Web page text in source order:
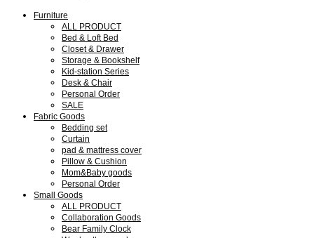
Furniture
ALL PRODUCT
Bed & Loft Bed
Closet & Drawer
Storage & Bookshelf
Kid-station Series
Desk & Chair
Personal Order
SALE
Fabric Goods
Bedding set
Curtain
pad & mattress cover
Pillow & Cushion
Mom&Baby goods
Personal Order
Small Goods
ALL PRODUCT
Collaboration Goods
Bear Family Clock